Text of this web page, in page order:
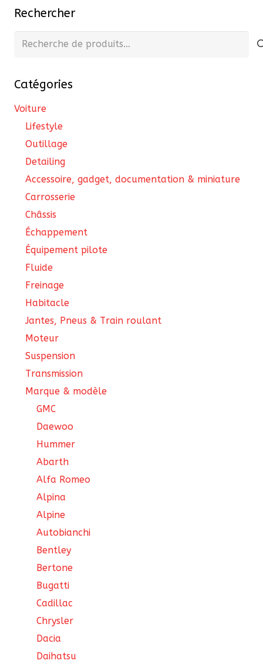
Rechercher
Recherche
Catégories
Voiture
Lifestyle
Outillage
Detailing
Accessoire, gadget, documentation & miniature
Carrosserie
Châssis
Échappement
Équipement pilote
Fluide
Freinage
Habitacle
Jantes, Pneus & Train roulant
Moteur
Suspension
Transmission
Marque & modèle
GMC
Daewoo
Hummer
Abarth
Alfa Romeo
Alpina
Alpine
Autobianchi
Bentley
Bertone
Bugatti
Cadillac
Chrysler
Dacia
Daihatsu